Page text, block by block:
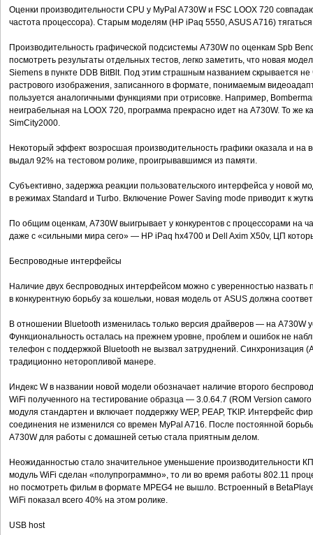
Оценки производительности CPU у MyPal A730W и FSC LOOX 720
частота процессора). Старым моделям (HP iPaq 5550, ASUS A716)
Производительность графической подсистемы A730W по оценкам Spb
посмотреть результаты отдельных тестов, легко заметить, что новая
Siemens в пункте DDB BitBlt. Под этим страшным названием скрывается не
растрового изображения, записанного в формате, понимаемым
пользуется аналогичными функциями при отрисовке. Например,
неиграбельная на LOOX 720, программа прекрасно идет на A730W. То же
SimCity2000.
Некоторый эффект возросшая производительность графики оказала и на
выдал 92% на тестовом ролике, проигрывавшимся из памяти.
Субъективно, задержка реакции пользовательского интерфейса у новой
в режимах Standard и Turbo. Включение Power Saving mode приводит к
По общим оценкам, A730W выигрывает у конкурентов с процессорами на
даже с «сильными мира сего» — HP iPaq hx4700 и Dell Axim X50v, ЦП
Беспроводные интерфейсы
Наличие двух беспроводных интерфейсом можно с уверенностью
в конкурентную борьбу за кошельки, новая модель от ASUS должна
В отношении Bluetooth изменилась только версия драйверов — на A730W
Функциональность осталась на прежнем уровне, проблем и ошибок не
телефон с поддержкой Bluetooth не вызвал затруднений. Синхронизация
традиционно неторопливой манере.
Индекс W в названии новой модели обозначает наличие второго
WiFi полученного на тестирование образца — 3.0.64.7 (ROM Version
модуля стандартен и включает поддержку WEP, PEAP, TKIP. Интерфейс
соединения не изменился со времен MyPal A716. После постоянной
A730W для работы с домашней сетью стала приятным делом.
Неожиданностью стало значительное уменьшение производительности
модуль WiFi сделан «полупрограммно», то ли во время работы 802.11
но посмотреть фильм в формате MPEG4 не вышло. Встроенный в
WiFi показал всего 40% на этом ролике.
USB host